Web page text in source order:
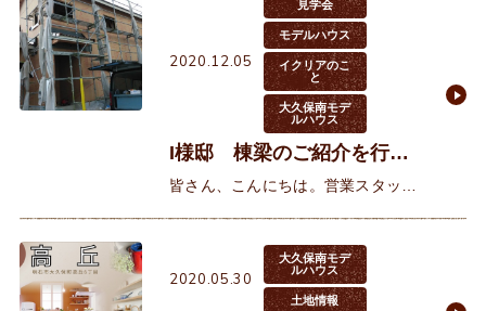
2020.12.05
見学会
モデルハウス
イクリアのこ
と
大久保南モデ
ルハウス
I様邸 棟梁のご紹介を行い
ました♪
皆さん、こんにちは。営業スタッフ
ったので、改めて棟梁のご紹介を行
いました♪I様のお
2020.05.30
大久保南モデ
ルハウス
土地情報